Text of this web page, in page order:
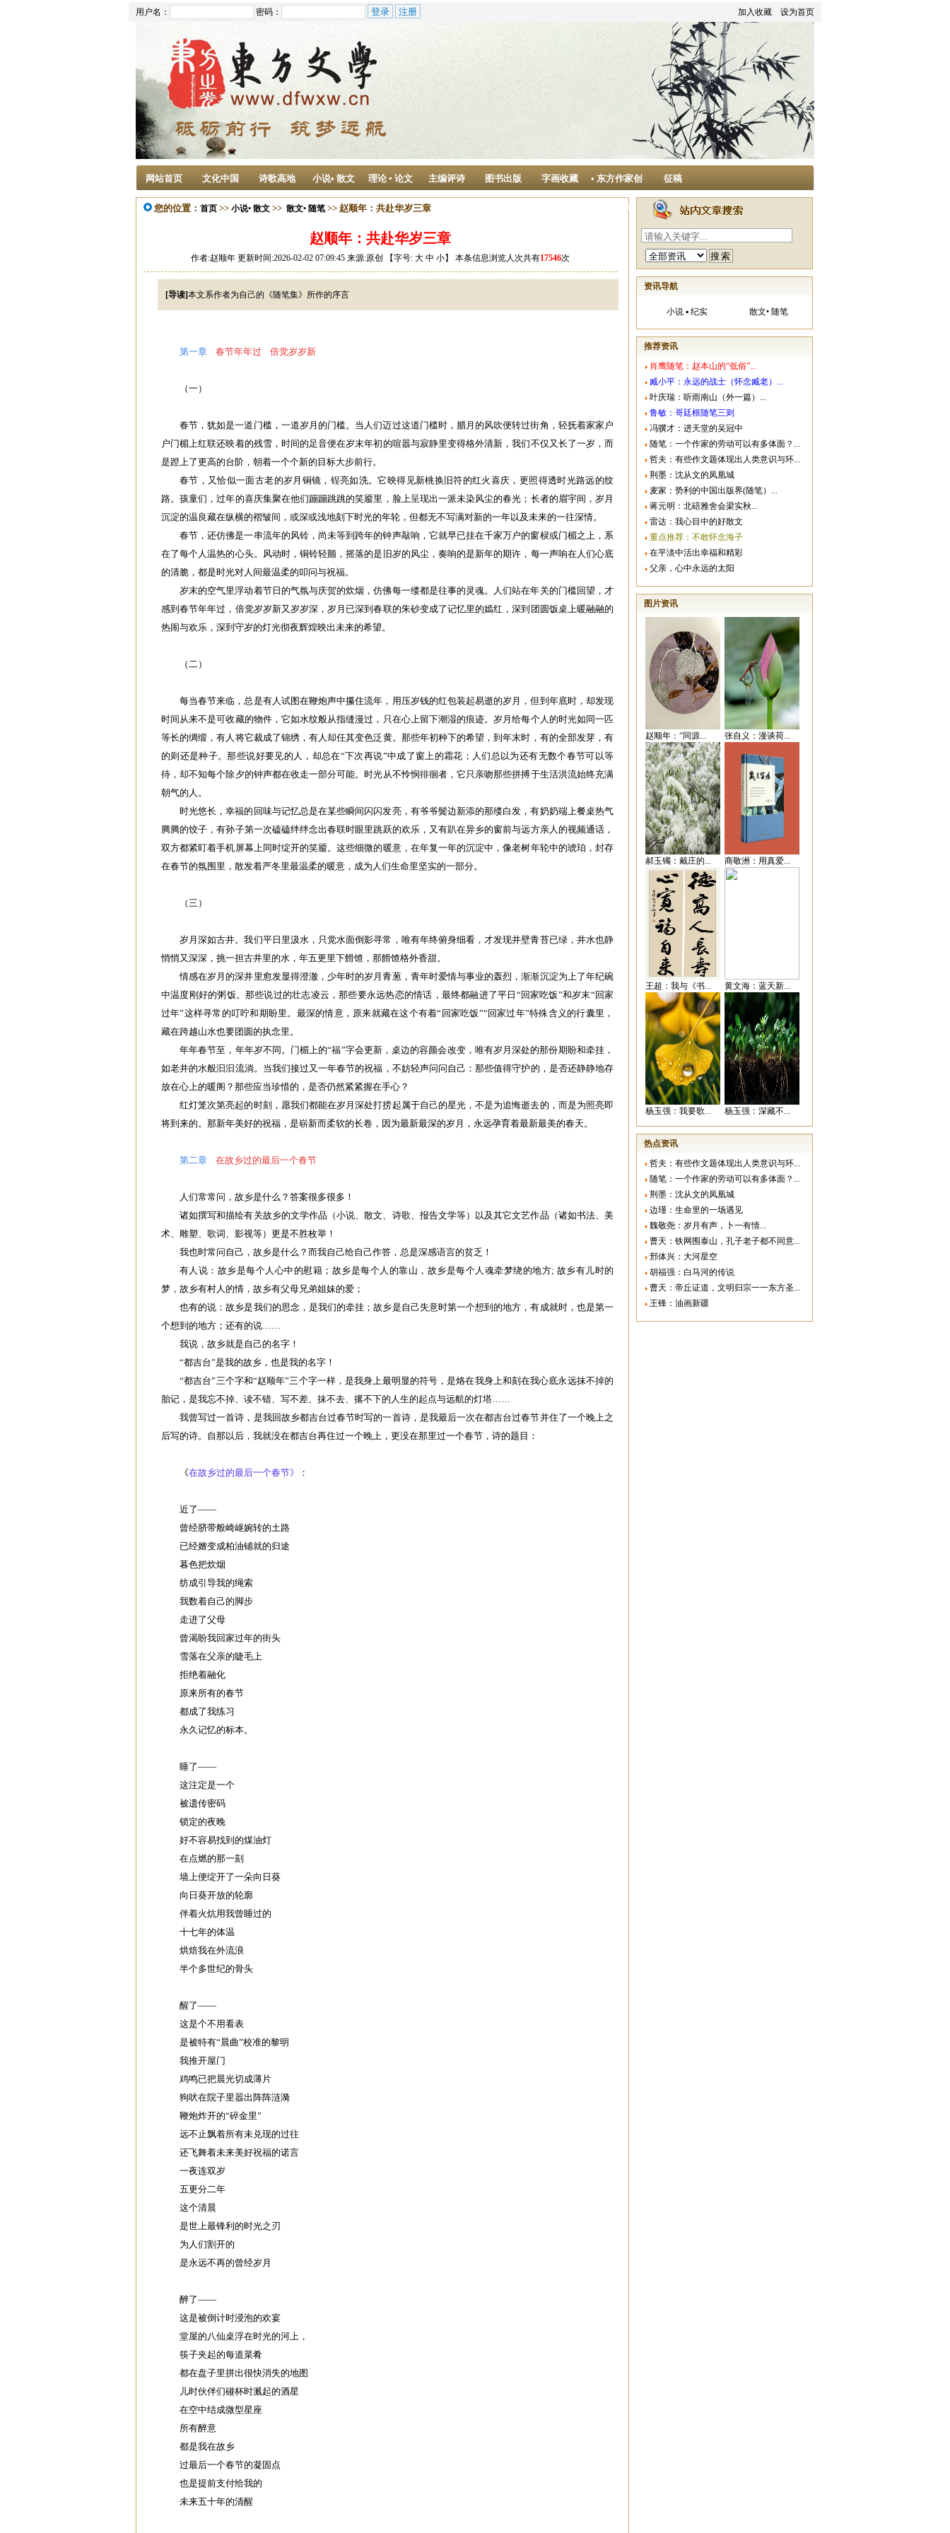
加入收藏 设为首页
用户名： 密码：
网站首页 文化中国 诗歌高地 小说• 散文 理论 ▪ 论文 主编评诗 图书出版 字画收藏 • 东方作家创
作中心
征稿
您的位置： 首页 >> 小说• 散文 >> 散文• 随笔>> 赵顺年：共赴华岁三章
赵顺年：共赴华岁三章
作者:赵顺年 更新时间:2026-02-02 07:09:45 来源:原创 【字号: 大 中 小】 本条信息浏览人次共有17546次
[导读]本文系作者为自己的《随笔集》所作的序言
第一章 春节年年过 倍觉岁岁新
（一）
春节，犹如是一道门槛，一道岁月的门槛。当人们迈过这道门槛时，腊月的风吹便转过街角，轻抚着家家户
户门楣上红联还映着的残雪，时间的足音便在岁末年初的喧嚣与寂静里变得格外清新，我们不仅又长了一岁，而
是蹬上了更高的台阶，朝着一个个新的目标大步前行。
春节，又恰似一面古老的岁月铜镜，锃亮如洗。它映得见新桃换旧符的红火喜庆，更照得透时光路远的纹
路。孩童们，过年的喜庆集聚在他们蹦蹦跳跳的笑靥里，脸上呈现出一派未染风尘的春光；长者的眉宇间，岁月
沉淀的温良藏在纵横的褶皱间，或深或浅地刻下时光的年轮，但都无不写满对新的一年以及未来的一往深情。
春节，还仿佛是一串流年的风铃，尚未等到跨年的钟声敲响，它就早已挂在千家万户的窗棂或门楣之上，系
在了每个人温热的心头。风动时，铜铃轻颤，摇落的是旧岁的风尘，奏响的是新年的期许，每一声响在人们心底
的清脆，都是时光对人间最温柔的叩问与祝福。
岁末的空气里浮动着节日的气氛与庆贺的炊烟，仿佛每一缕都是往事的灵魂。人们站在年关的门槛回望，才
感到春节年年过，倍觉岁岁新又岁岁深，岁月已深到春联的朱砂变成了记忆里的嫣红，深到团圆饭桌上暖融融的
热闹与欢乐，深到守岁的灯光彻夜辉煌映出未来的希望。
（二）
每当春节来临，总是有人试图在鞭炮声中攥住流年，用压岁钱的红包装起易逝的岁月，但到年底时，却发现
时间从来不是可收藏的物件，它如水纹般从指缝漫过，只在心上留下潮湿的痕迹。岁月给每个人的时光如同一匹
等长的绸缎，有人将它裁成了锦绣，有人却任其变色泛黄。那些年初种下的希望，到年末时，有的全部发芽，有
的则还是种子。那些说好要见的人，却总在“下次再说”中成了窗上的霜花；人们总以为还有无数个春节可以等
待，却不知每个除夕的钟声都在收走一部分可能。时光从不怜悯徘徊者，它只亲吻那些拼搏于生活洪流始终充满
朝气的人。
时光悠长，幸福的回味与记忆总是在某些瞬间闪闪发亮，有爷爷鬓边新添的那缕白发，有奶奶端上餐桌热气
腾腾的饺子，有孙子第一次磕磕绊绊念出春联时眼里跳跃的欢乐，又有趴在异乡的窗前与远方亲人的视频通话，
双方都紧盯着手机屏幕上同时绽开的笑靥。这些细微的暖意，在年复一年的沉淀中，像老树年轮中的琥珀，封存
在春节的氛围里，散发着严冬里最温柔的暖意，成为人们生命里坚实的一部分。
（三）
岁月深如古井。我们平日里汲水，只觉水面倒影寻常，唯有年终俯身细看，才发现井壁青苔已绿，井水也静
悄悄又深深，挑一担古井里的水，年五更里下餶馇，那餶馇格外香甜。
情感在岁月的深井里愈发显得澄澈，少年时的岁月青葱，青年时爱情与事业的轰烈，渐渐沉淀为上了年纪碗
中温度刚好的粥饭。那些说过的壮志凌云，那些要永远热恋的情话，最终都融进了平日“回家吃饭”和岁末“回家
过年”这样寻常的叮咛和期盼里。最深的情意，原来就藏在这个有着“回家吃饭”“回家过年”特殊含义的行囊里，
藏在跨越山水也要团圆的执念里。
年年春节至，年年岁不同。门楣上的“福”字会更新，桌边的容颜会改变，唯有岁月深处的那份期盼和牵挂，
如老井的水般汩汩流淌。当我们接过又一年春节的祝福，不妨轻声问问自己：那些值得守护的，是否还静静地存
放在心上的暖阁？那些应当珍惜的，是否仍然紧紧握在手心？
红灯笼次第亮起的时刻，愿我们都能在岁月深处打捞起属于自己的星光，不是为追悔逝去的，而是为照亮即
将到来的。那新年美好的祝福，是崭新而柔软的长卷，因为最新最深的岁月，永远孕育着最新最美的春天。
第二章 在故乡过的最后一个春节
人们常常问，故乡是什么？答案很多很多！
诸如撰写和描绘有关故乡的文学作品（小说、散文、诗歌、报告文学等）以及其它文艺作品（诸如书法、美
术、雕塑、歌词、影视等）更是不胜枚举！
我也时常问自己，故乡是什么？而我自己给自己作答，总是深感语言的贫乏！
有人说：故乡是每个人心中的慰籍；故乡是每个人的靠山，故乡是每个人魂牵梦绕的地方; 故乡有儿时的
梦，故乡有村人的情，故乡有父母兄弟姐妹的爱；
也有的说：故乡是我们的思念，是我们的牵挂；故乡是自己失意时第一个想到的地方，有成就时，也是第一
个想到的地方；还有的说……
我说，故乡就是自己的名字！
“都吉台”是我的故乡，也是我的名字！
“都吉台”三个字和“赵顺年”三个字一样，是我身上最明显的符号，是烙在我身上和刻在我心底永远抹不掉的
胎记，是我忘不掉、读不错、写不差、抹不去、撂不下的人生的起点与远航的灯塔……
我曾写过一首诗，是我回故乡都吉台过春节时写的一首诗，是我最后一次在都吉台过春节并住了一个晚上之
后写的诗。自那以后，我就没在都吉台再住过一个晚上，更没在那里过一个春节，诗的题目：
《在故乡过的最后一个春节》 ：
近了——
曾经脐带般崎岖婉转的土路
已经嬗变成柏油铺就的归途
暮色把炊烟
纺成引导我的绳索
我数着自己的脚步
走进了父母
曾渴盼我回家过年的街头
雪落在父亲的睫毛上
拒绝着融化
原来所有的春节
都成了我练习
永久记忆的标本。
睡了——
这注定是一个
被遗传密码
锁定的夜晚
好不容易找到的煤油灯
在点燃的那一刻
墙上便绽开了一朵向日葵
向日葵开放的轮廓
伴着火炕用我曾睡过的
十七年的体温
烘焙我在外流浪
半个多世纪的骨头
醒了——
这是个不用看表
是被特有“晨曲”校准的黎明
我推开屋门
鸡鸣已把晨光切成薄片
狗吠在院子里嚣出阵阵涟漪
鞭炮炸开的“碎金里”
远不止飘着所有未兑现的过往
还飞舞着未来美好祝福的诺言
一夜连双岁
五更分二年
这个清晨
是世上最锋利的时光之刃
为人们割开的
是永远不再的曾经岁月
醉了——
这是被倒计时浸泡的欢宴
堂屋的八仙桌浮在时光的河上，
筷子夹起的每道菜肴
都在盘子里拼出很快消失的地图
儿时伙伴们碰杯时溅起的酒星
在空中结成微型星座
所有醉意
都是我在故乡
过最后一个春节的凝固点
也是提前支付给我的
未来五十年的清醒
资讯导航
小说 ▪ 纪实 散文• 随笔
推荐资讯
肖鹰随笔：赵本山的“低俗”...
臧小平：永远的战士（怀念臧老）...
叶庆瑞：听雨南山（外一篇）...
鲁敏：哥廷根随笔三则
冯骥才：进天堂的吴冠中
随笔：一个作家的劳动可以有多体面？...
哲夫：有些作文题体现出人类意识与环...
荆墨：沈从文的凤凰城
麦家：势利的中国出版界(随笔）...
蒋元明：北碚雅舍会梁实秋...
雷达：我心目中的好散文
重点推荐：不敢怀念海子
在平淡中活出幸福和精彩
父亲，心中永远的太阳
图片资讯
赵顺年：“同源... 张自义：漫谈荷...
郝玉镯：戴庄的... 商敬洲：用真爱...
王超：我与《书... 黄文海：蓝天新...
杨玉强：我要歌... 杨玉强：深藏不...
热点资讯
哲夫：有些作文题体现出人类意识与环...
随笔：一个作家的劳动可以有多体面？...
荆墨：沈从文的凤凰城
边瑾：生命里的一场遇见
魏敬尧：岁月有声，卜一有情...
曹天：铁网围泰山，孔子老子都不同意...
邢体兴：大河星空
胡福强：白马河的传说
曹天：帝丘证道，文明归宗一一东方圣...
王锋：油画新疆